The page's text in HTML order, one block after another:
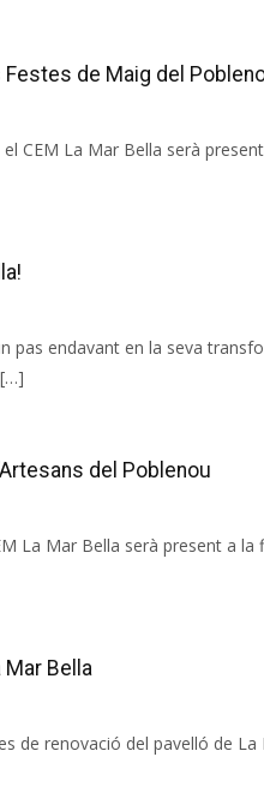
de Maig del
CEM La Mar Bella serà
pas endavant en la seva
del Poblenou
La Mar Bella serà present a
Mar Bella
de renovació del pavelló de